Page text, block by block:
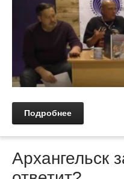
Подробнее
Архангельск